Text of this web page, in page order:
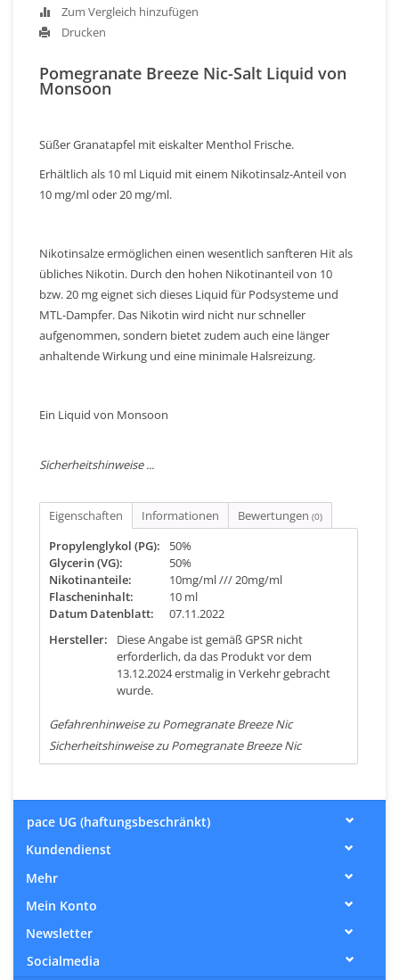
Zum Vergleich hinzufügen
Drucken
Pomegranate Breeze Nic-Salt Liquid von
Monsoon
Süßer Granatapfel mit eiskalter Menthol Frische.
Erhältlich als 10 ml Liquid mit einem Nikotinsalz-Anteil von
10 mg/ml oder 20 mg/ml.
Nikotinsalze ermöglichen einen wesentlich sanfteren Hit als
übliches Nikotin. Durch den hohen Nikotinanteil von 10
bzw. 20 mg eignet sich dieses Liquid für Podsysteme und
MTL-Dampfer. Das Nikotin wird nicht nur schneller
aufgenommen, sondern bietet zudem auch eine länger
anhaltende Wirkung und eine minimale Halsreizung.
Ein Liquid von Monsoon
Sicherheitshinweise ...
Eigenschaften Informationen Bewertungen (0)
Propylenglykol (PG):
50%
Glycerin (VG):
50%
Nikotinanteile:
10mg/ml /// 20mg/ml
Flascheninhalt:
10 ml
Datum Datenblatt:
07.11.2022
Hersteller:
Diese Angabe ist gemäß GPSR nicht
erforderlich, da das Produkt vor dem
13.12.2024 erstmalig in Verkehr gebracht
wurde.
Gefahrenhinweise zu Pomegranate Breeze Nic
Sicherheitshinweise zu Pomegranate Breeze Nic
pace UG (haftungsbeschränkt)
Kundendienst
Mehr
Mein Konto
Newsletter
Socialmedia